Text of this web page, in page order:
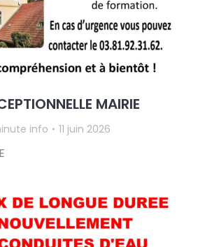
MAIRIE
info 11 juin 2026